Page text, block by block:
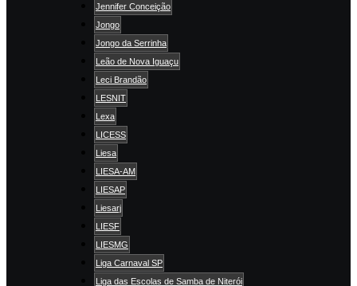
Jennifer Conceição
Jongo
Jongo da Serrinha
Leão de Nova Iguaçu
Leci Brandão
LESNIT
Lexa
LICESS
Liesa
LIESA-AM
LIESAP
Liesarj
LIESF
LIESMG
Liga Carnaval SP
Liga das Escolas de Samba de Niterói